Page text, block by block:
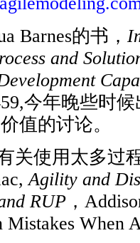
Barnes的书，
and
今年晚些时
值的讨论。
关使用太多过
Agility and
RUP ，
Mistakes When